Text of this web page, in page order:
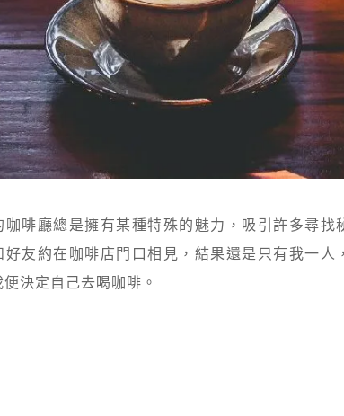
咖啡廳總是擁有某種特殊的魅力，吸引許多尋
好友約在咖啡店門口相見，結果還是只有我一
便決定自己去喝咖啡。